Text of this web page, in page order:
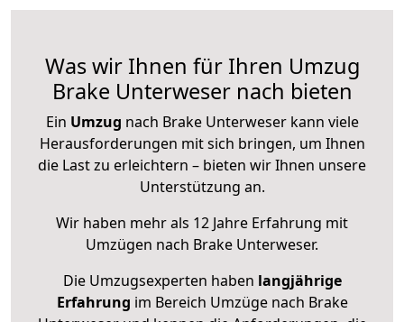
Was wir Ihnen für Ihren Umzug
Brake Unterweser nach bieten
Ein Umzug nach Brake Unterweser kann viele
Herausforderungen mit sich bringen, um Ihnen
die Last zu erleichtern – bieten wir Ihnen unsere
Unterstützung an.
Wir haben mehr als 12 Jahre Erfahrung mit
Umzügen nach Brake Unterweser.
Die Umzugsexperten haben langjährige
Erfahrung im Bereich Umzüge nach Brake